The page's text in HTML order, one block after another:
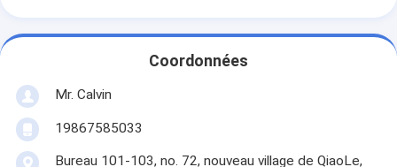
Coordonnées
Mr. Calvin
19867585033
Bureau 101-103, no. 72, nouveau village de QiaoLe,